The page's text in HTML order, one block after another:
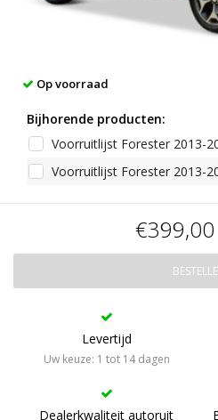
Op voorraad
Bijhorende producten:
Voorruitlijst Forester 2013-
Voorruitlijst Forester 2013-
€399,00
Levertijd
Uw keuze: 1 tot 14 dagen
Dealerkwaliteit autoruit